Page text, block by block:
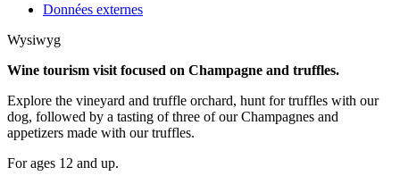
Données externes
Wysiwyg
Wine tourism visit focused on Champagne and truffles.
Explore the vineyard and truffle orchard, hunt for truffles with our
dog, followed by a tasting of three of our Champagnes and
appetizers made with our truffles.
For ages 12 and up.